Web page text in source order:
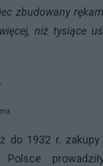
zbudowany
niż tysiące
do 1932 r.